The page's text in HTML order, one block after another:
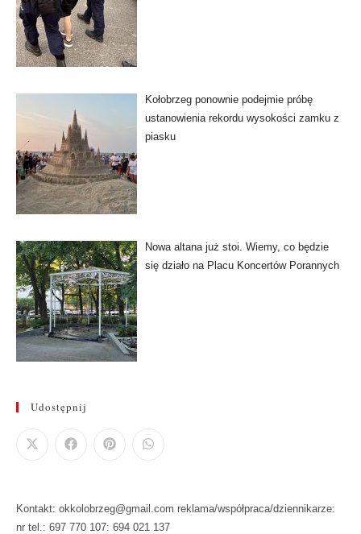
Kołobrzeg ponownie podejmie próbę
ustanowienia rekordu wysokości zamku z
piasku
Nowa altana już stoi. Wiemy, co będzie
się działo na Placu Koncertów Porannych
Udostępnij
Kontakt: okkolobrzeg@gmail.com reklama/współpraca/dziennikarze:
nr tel.: 697 770 107: 694 021 137